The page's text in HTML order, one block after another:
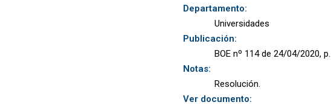
Departamento:
Universidades
Publicación:
BOE nº 114 de 24/04/2020,
Notas:
Resolución.
Ver documento: